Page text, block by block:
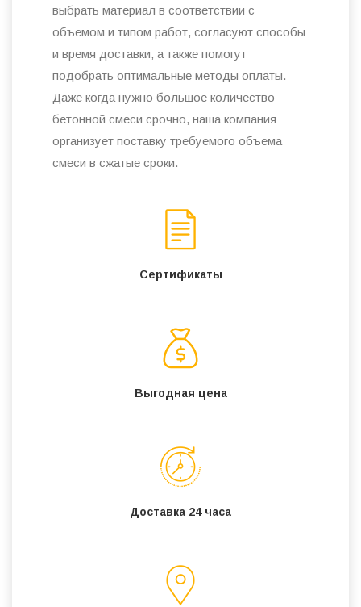
выбрать материал в соответствии с
объемом и типом работ, согласуют способы
и время доставки, а также помогут
подобрать оптимальные методы оплаты.
Даже когда нужно большое количество
бетонной смеси срочно, наша компания
организует поставку требуемого объема
смеси в сжатые сроки.
Сертификаты
Выгодная цена
Доставка 24 часа